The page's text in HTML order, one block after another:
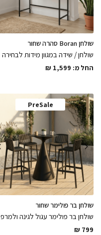
שולחן Boran סהרה שחור
החל מ: ₪ 1,599
PreSale
שולחן בר פולימר שחור
₪ 799